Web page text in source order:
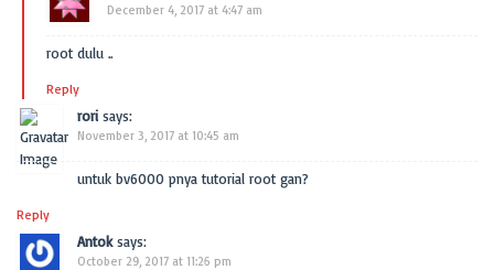
December 4, 2017 at 4:47 am
root dulu ..
Reply
rori says:
November 3, 2017 at 10:45 am
untuk bv6000 pnya tutorial root gan?
Reply
Antok says:
October 29, 2017 at 11:26 pm